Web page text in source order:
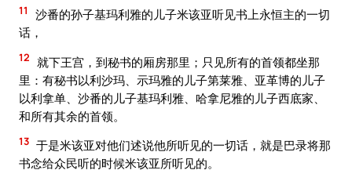
11
沙番的孙子基玛利雅的儿子米该亚听见书上永恒主的一切
话，
12 就下王宫，到秘书的厢房那里；只见所有的首领都坐那
里：有秘书以利沙玛、示玛雅的儿子第莱雅、亚革博的儿子
以利拿单、沙番的儿子基玛利雅、哈拿尼雅的儿子西底家、
和所有其余的首领。
13 于是米该亚对他们述说他所听见的一切话，就是巴录将那
书念给众民听的时候米该亚所听见的。